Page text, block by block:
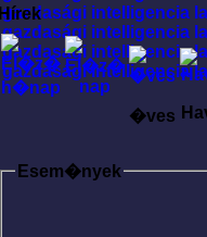
Hírek
�ves
Esem�nyek